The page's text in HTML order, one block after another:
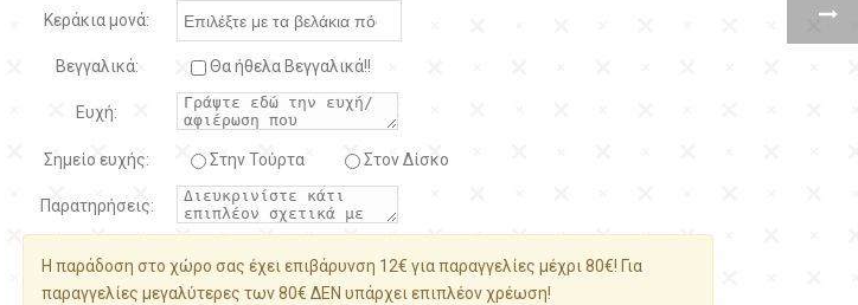
Κεράκια μονά:
Βεγγαλικά: Θα ήθελα Βεγγαλικά!!
Ευχή:
Σημείο ευχής: Στην Τούρτα Στον Δίσκο
Παρατηρήσεις:
Η παράδοση στο χώρο σας έχει επιβάρυνση 12€ για παραγγελίες μέχρι 80€! Για
παραγγελίες μεγαλύτερες των 80€ ΔΕΝ υπάρχει επιπλέον χρέωση!